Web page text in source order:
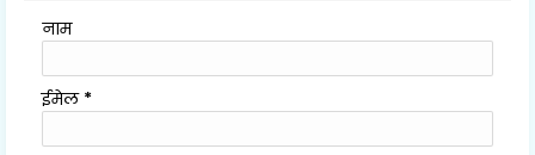
नाम
ईमेल *